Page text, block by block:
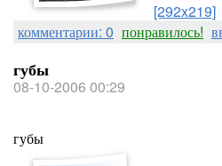
[292x219]
комментарии: 0 понравилось!
губы
08-10-2006 00:29
губы